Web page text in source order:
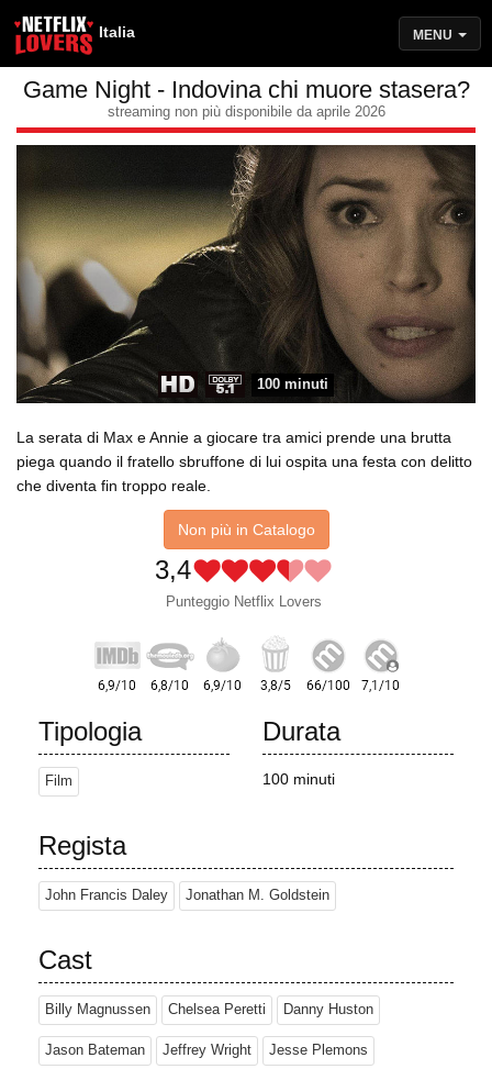
Italia MENU
Game Night - Indovina chi muore stasera?
streaming non più disponibile da aprile 2026
100 minuti
La serata di Max e Annie a giocare tra amici prende una brutta
piega quando il fratello sbruffone di lui ospita una festa con delitto
che diventa fin troppo reale.
Non più in Catalogo
3,4
Punteggio Netflix Lovers
Tipologia
Film
Durata
100 minuti
Regista
John Francis Daley Jonathan M. Goldstein
Cast
Billy Magnussen Chelsea Peretti Danny Huston
Jason Bateman Jeffrey Wright Jesse Plemons